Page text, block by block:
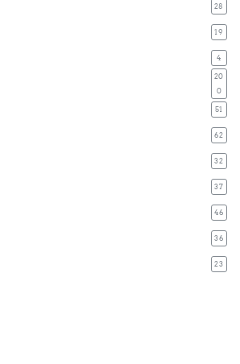
28
19
4
20
0
51
62
32
37
46
36
23